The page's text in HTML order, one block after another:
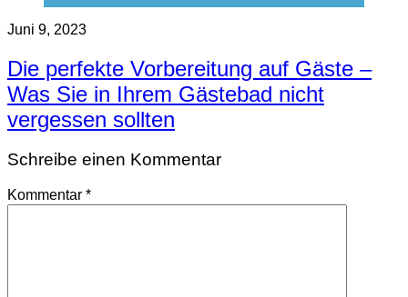
Juni 9, 2023
Die perfekte Vorbereitung auf Gäste –
Was Sie in Ihrem Gästebad nicht
vergessen sollten
Schreibe einen Kommentar
Kommentar *